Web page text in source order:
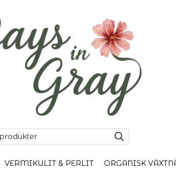
VERMIKULIT & PERLIT ORGANISK